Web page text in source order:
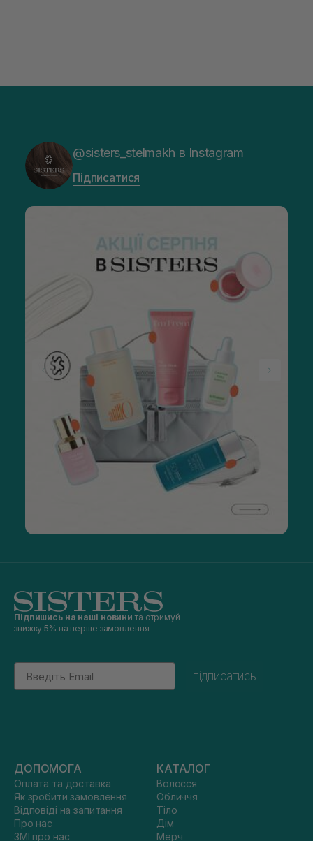
@sisters_stelmakh в Instagram
Підписатися
Підпишись на наші новини та отримуй
знижку 5% на перше замовлення
Email
підписатись
ДОПОМОГА
Оплата та доставка
Як зробити замовлення
Відповіді на запитання
Про нас
ЗМІ про нас
КАТАЛОГ
Волосся
Обличчя
Тіло
Дім
Мерч